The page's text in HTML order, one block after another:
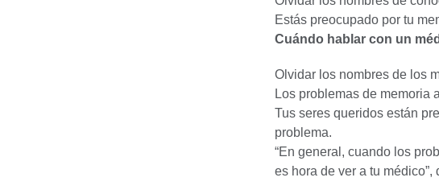
Estás preocupado por tu
Cuándo hablar con un
Olvidar los nombres de los
Los problemas de memoria
Tus seres queridos están
problema.
“En general, cuando los
es hora de ver a tu médico”,